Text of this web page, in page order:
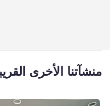
منشآتنا الأخرى